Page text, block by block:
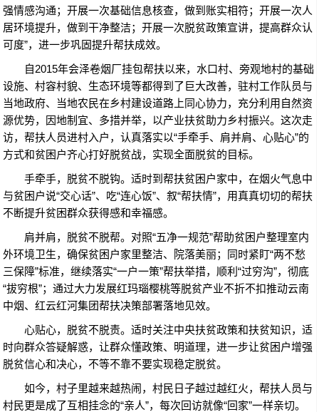
强情感沟通；开展一次基础信息核查，做到账实相符；开展一次人
居环境提升，做到干净整洁；开展一次脱贫政策宣讲，提高群众认
可度”，进一步巩固提升帮扶成效。
自2015年会泽卷烟厂挂包帮扶以来，水口村、旁观地村的基础
设施、村容村貌、生态环境等都得到了巨大改善，驻村工作队员与
当地政府、当地农民在乡村建设道路上同心协力，充分利用自然资
源优势，因地制宜、多措并举，以产业扶贫助力乡村振兴。这次走
访，帮扶人员进村入户，认真落实以“手牵手、肩并肩、心贴心”的
方式和贫困户齐心打好脱贫战，实现全面脱贫的目标。
手牵手，脱贫不脱钩。适时到帮扶贫困户家中，在烟火气息中
与贫困户说“交心话”、吃“连心饭”、叙“帮扶情”，用真真切切的帮扶
不断提升贫困群众获得感和幸福感。
肩并肩，脱贫不脱帮。对照“五净一规范”帮助贫困户整理室内
外环境卫生，确保贫困户家里整洁、院落美丽；同时紧盯“两不愁
三保障”标准，继续落实“一户一策”帮扶举措，顺利“过穷沟”，彻底
“拔穷根”；通过大力发展红玛瑙樱桃等脱贫产业不折不扣推动云南
中烟、红云红河集团帮扶决策部署落地见效。
心贴心，脱贫不脱责。适时关注中央扶贫政策和扶贫知识，适
时向群众答疑解惑，让群众懂政策、明道理，进一步让贫困户增强
脱贫信心和决心，不等不靠不要实现稳定脱贫。
如今，村子里越来越热闹，村民日子越过越红火，帮扶人员与
村民更是成了互相挂念的“亲人”，每次回访就像“回家”一样亲切。